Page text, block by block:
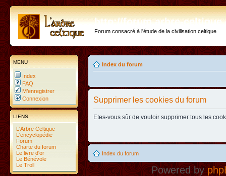
http://forum.arbre-
Forum consacré à l'étude de la civilisation celtique
MENU
Index
FAQ
M’enregistrer
Connexion
LIENS
L'Arbre Celtique
L'encyclopédie
Forum
Charte du forum
Le livre d'or
Le Bénévole
Le Troll
Index du forum
Supprimer les cookies du forum
Etes-vous sûr de vouloir supprimer tous les
Index du forum
Powered by